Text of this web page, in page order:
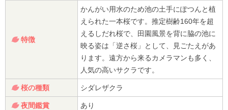
特徴
かんがい用水のため池の土手にぽつんと植
えられた一本桜です。推定樹齢160年を超
えるしだれ桜で、田園風景を背に脇の池に
映る姿は「逆さ桜」として、見ごたえがあ
ります。遠方から来るカメラマンも多く、
人気の高いサクラです。
桜の種類 シダレザクラ
夜間鑑賞 あり